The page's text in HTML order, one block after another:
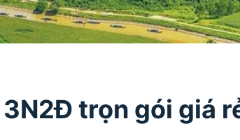
3N2Đ trọn gói giá